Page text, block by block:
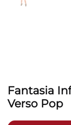
Fantasia
Verso Pop